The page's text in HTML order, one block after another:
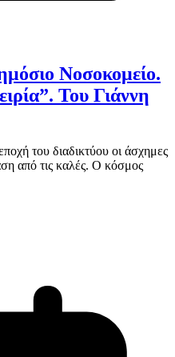
Νοσοκομείο.
Του Γιάννη
του διαδικτύου οι άσχημες
από τις καλές. Ο κόσμος